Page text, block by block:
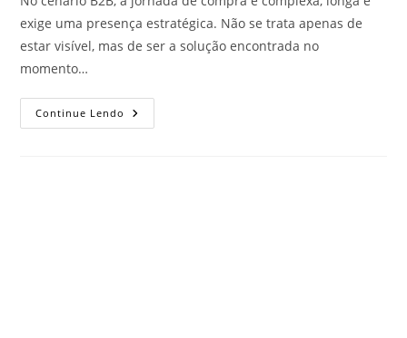
exige uma presença estratégica. Não se trata apenas de
estar visível, mas de ser a solução encontrada no
momento…
Continue Lendo